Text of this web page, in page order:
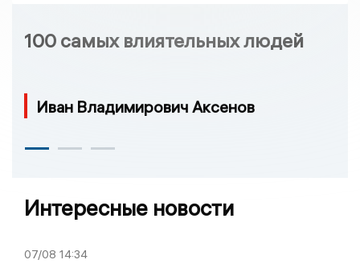
100 самых влиятельных людей
Иван Владимирович Аксенов
Интересные новости
07/08 14:34